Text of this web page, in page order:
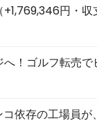
円・収
！ゴルフ転売で
依存の工場員が